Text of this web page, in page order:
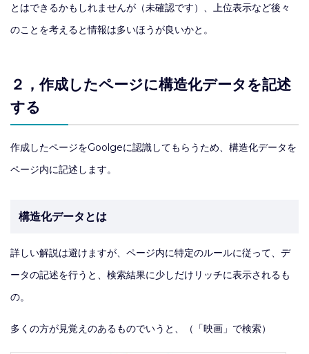
とはできるかもしれませんが（未確認です）、上位表示など後々
のことを考えると情報は多いほうが良いかと。
２，作成したページに構造化データを記述
する
作成したページをGoolgeに認識してもらうため、構造化データを
ページ内に記述します。
構造化データとは
詳しい解説は避けますが、ページ内に特定のルールに従って、デ
ータの記述を行うと、検索結果に少しだけリッチに表示されるも
の。
多くの方が見覚えのあるものでいうと、（「映画」で検索）